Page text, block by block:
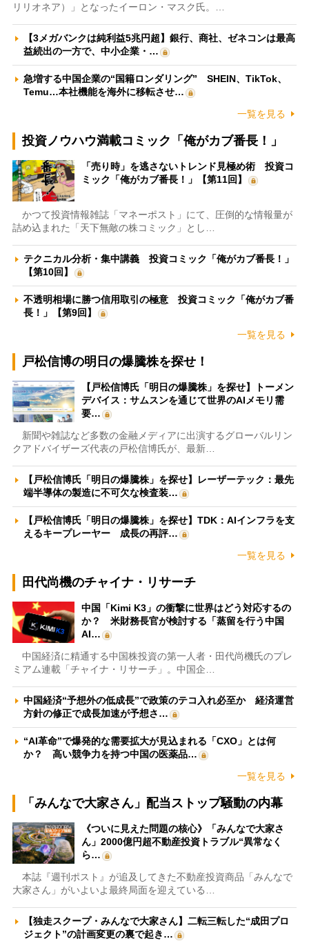
リリオネア）」となったイーロン・マスク氏。…
【3メガバンクは純利益5兆円超】銀行、商社、ゼネコンは最高
益続出の一方で、中小企業・…
急増する中国企業の“国籍ロンダリング” SHEIN、TikTok、
Temu…本社機能を海外に移転させ…
一覧を見る
投資ノウハウ満載コミック「俺がカブ番長！」
「売り時」を逃さないトレンド見極め術 投資コ
ミック「俺がカブ番長！」【第11回】
かつて投資情報雑誌「マネーポスト」にて、圧倒的な情報量が
詰め込まれた「天下無敵の株コミック」とし…
テクニカル分析・集中講義 投資コミック「俺がカブ番長！」
【第10回】
不透明相場に勝つ信用取引の極意 投資コミック「俺がカブ番
長！」【第9回】
一覧を見る
戸松信博の明日の爆騰株を探せ！
【戸松信博氏「明日の爆騰株」を探せ】トーメン
デバイス：サムスンを通じて世界のAIメモリ需
要…
新聞や雑誌など多数の金融メディアに出演するグローバルリン
クアドバイザーズ代表の戸松信博氏が、最新…
【戸松信博氏「明日の爆騰株」を探せ】レーザーテック：最先
端半導体の製造に不可欠な検査装…
【戸松信博氏「明日の爆騰株」を探せ】TDK：AIインフラを支
えるキープレーヤー 成長の再評…
一覧を見る
田代尚機のチャイナ・リサーチ
中国「Kimi K3」の衝撃に世界はどう対応するの
か？ 米財務長官が検討する「蒸留を行う中国
AI…
中国経済に精通する中国株投資の第一人者・田代尚機氏のプレ
ミアム連載「チャイナ・リサーチ」。中国企…
中国経済“予想外の低成長”で政策のテコ入れ必至か 経済運営
方針の修正で成長加速が予想さ…
“AI革命”で爆発的な需要拡大が見込まれる「CXO」とは何
か？ 高い競争力を持つ中国の医薬品…
一覧を見る
「みんなで大家さん」配当ストップ騒動の内幕
《ついに見えた問題の核心》「みんなで大家さ
ん」2000億円超不動産投資トラブル“異常なく
ら…
本誌『週刊ポスト』が追及してきた不動産投資商品「みんなで
大家さん」がいよいよ最終局面を迎えている…
【独走スクープ・みんなで大家さん】二転三転した“成田プロ
ジェクト”の計画変更の裏で起き…